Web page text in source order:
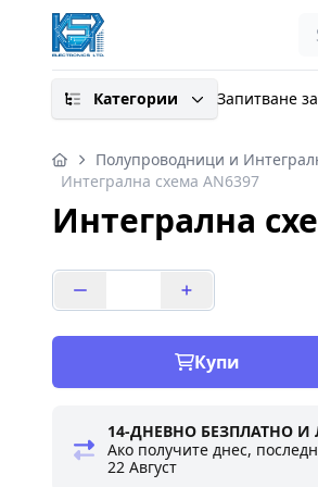
Категории Запитване
Полупроводници и
Интегрална схема AN6397
Интегрална
Купи
14-ДНЕВНО БЕЗПЛАТНО
Ако получите днес,
22 Август